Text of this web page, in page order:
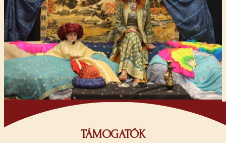
TÁMOGATÓK